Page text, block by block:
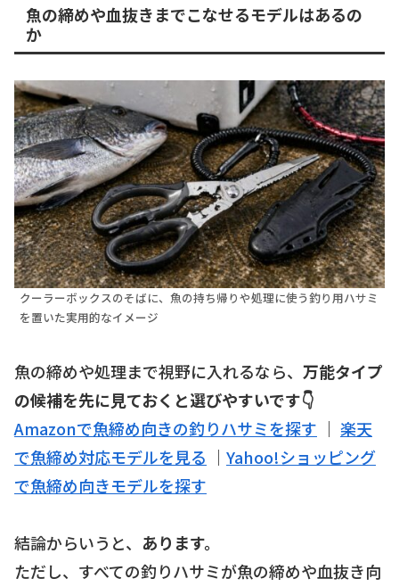
魚の締めや血抜きまでこなせるモデルはあるの
か
クーラーボックスのそばに、魚の持ち帰りや処理に使う釣り用ハサミ
を置いた実用的なイメージ
魚の締めや処理まで視野に入れるなら、 万能タイプ
の候補を先に見ておくと選びやすいです👇
Amazonで魚締め向きの釣りハサミを探す ｜ 楽天
で魚締め対応モデルを見る ｜ Yahoo!ショッピング
で魚締め向きモデルを探す
結論からいうと、 あります。
ただし、すべての釣りハサミが魚の締めや血抜き向